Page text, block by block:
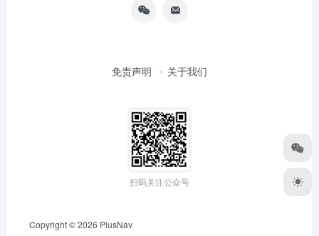
免责声明 关于我们
扫码关注公众号
Copyright © 2026 PlusNav